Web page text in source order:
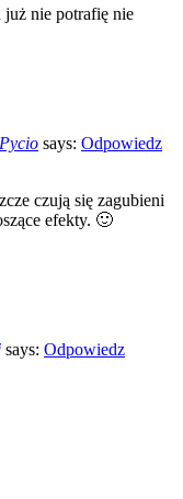
już nie potrafię nie
says: Odpowiedz
czują się zagubieni
efekty. 🙂
says: Odpowiedz